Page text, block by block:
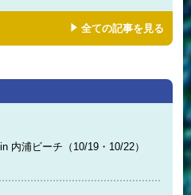
全ての記事を見る
内浦ビーチ（10/19・10/22）